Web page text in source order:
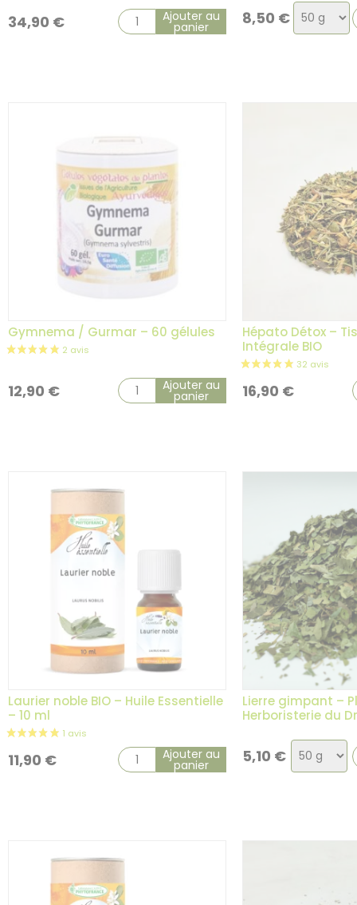
2 avis
11 avis
34,90 € Ajouter au
panier 8,50 € Choix
de
Gymnema / Gurmar – 60 gélules
12,90 € Ajouter au
panier
Hépato Détox –
Intégrale BIO
16,90 €
Laurier noble BIO – Huile Essentielle
– 10 ml
11,90 € Ajouter au
panier
Lierre gimpant –
Herboristerie du
5,10 €
Choix
de